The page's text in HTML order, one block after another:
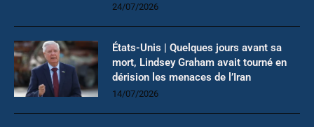
24/07/2026
États-Unis | Quelques jours avant sa
mort, Lindsey Graham avait tourné en
dérision les menaces de l’Iran
14/07/2026